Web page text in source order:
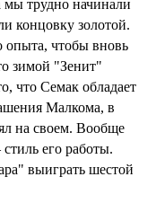
мы трудно начинали
концовку золотой.
опыта, чтобы вновь
зимой "Зенит"
что Семак обладает
Малкома, в
на своем. Вообще
его работы.
выиграть шестой